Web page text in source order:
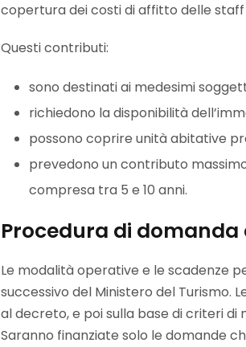
copertura dei costi di affitto delle staff
Questi contributi:
sono destinati ai medesimi
richiedono la disponibilità
possono coprire unità abitative
prevedono un contributo
compresa tra 5 e 10 anni.
Procedura di domanda
Le modalità operative e le scadenze
successivo del Ministero del
al decreto, e poi sulla base di criteri
Saranno finanziate solo le domande